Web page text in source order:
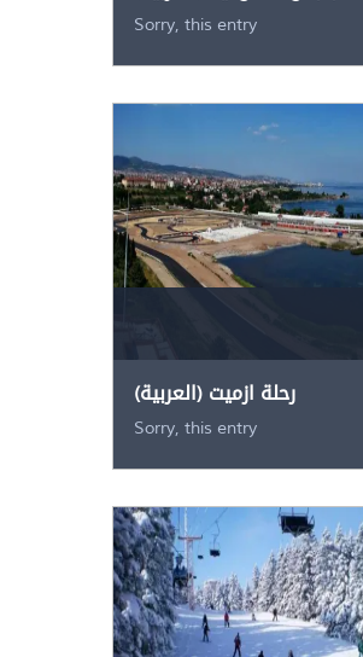
Sorry, this entry
(العربية) رحلة ازميت
Sorry, this entry